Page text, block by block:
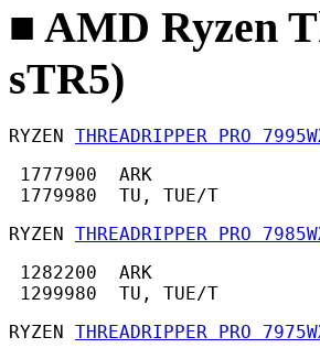
■ AMD Ryzen
sTR5)
RYZEN THREADRIPPER PRO
1777900  ARK
1779980  TU, TUE/T
RYZEN THREADRIPPER PRO
1282200  ARK
1299980  TU, TUE/T
RYZEN THREADRIPPER PRO